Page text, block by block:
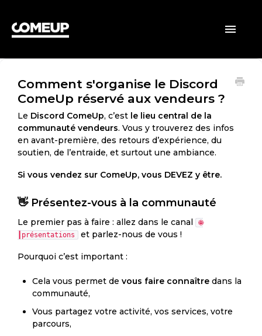
Toggle
VENDEURS
GÉNÉRAL
Comment s'organise le Discord
ComeUp réservé aux vendeurs ?
Le Discord ComeUp, c’est le lieu central de la
communauté vendeurs. Vous y trouverez des infos
en avant-première, des retours d’expérience, du
soutien, de l’entraide, et surtout une ambiance.
Si vous vendez sur ComeUp, vous DEVEZ y être.
👋 Présentez-vous à la communauté
Le premier pas à faire : allez dans le canal
🌐
┃présentations
et parlez-nous de vous !
Pourquoi c’est important :
Cela vous permet de vous faire connaître dans la
communauté,
Vous partagez votre activité, vos services, votre
parcours,